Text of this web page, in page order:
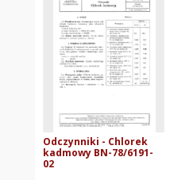
Odczynniki - Chlorek
kadmowy BN-78/6191-
02